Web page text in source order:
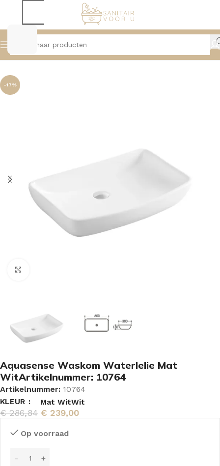
Home Wastafels Waskommen
-17%
Aquasense Waskom Waterlelie Mat
WitArtikelnummer: 10764
Artikelnummer: 10764
KLEUR
Mat WitWit
€286,84 € 239,00
Op voorraad